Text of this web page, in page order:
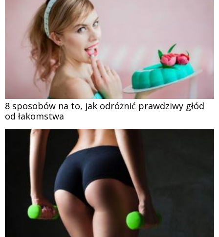
8 sposobów na to, jak odróżnić prawdziwy głód
od łakomstwa